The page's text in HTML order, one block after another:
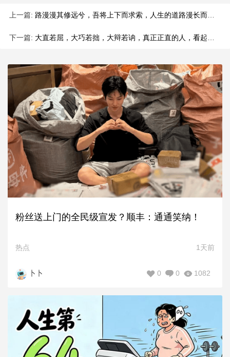
上一篇: 路漫漫其修远兮，吾将上下而求索，人生的道路漫长而曲折，我们要
下一篇: 大直若屈，大巧若拙，大辩若讷，真正正直的人，看起来好像有些弯
粉丝送上门的全民级宣发？顺丰：通通笑纳！
热点 1天前
卜卜 1082
0
0